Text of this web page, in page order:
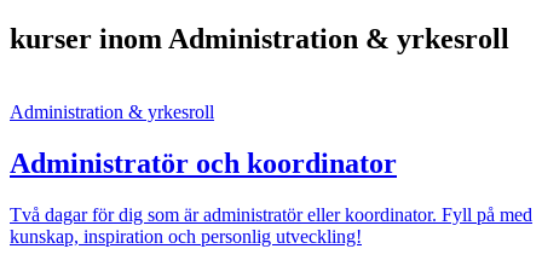
kurser inom Administration & yrkesroll
Administration & yrkesroll
Administratör och koordinator
Två dagar för dig som är administratör eller koordinator. Fyll på med
kunskap, inspiration och personlig utveckling!